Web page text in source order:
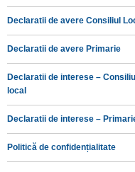
Declaratii de avere Consiliul
Declaratii de avere Primarie
Declaratii de interese – Consiliul
local
Declaratii de interese –
Politică de confidențialitate